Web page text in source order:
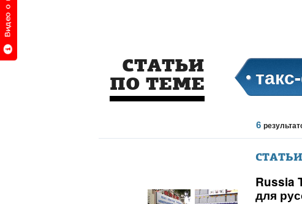
СТАТЬИ
ПО ТЕМЕ
6
СТАТЬИ
Russia
для